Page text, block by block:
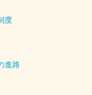
度
進路